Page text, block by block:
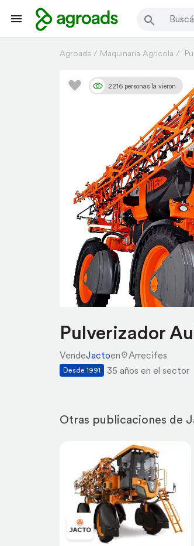
Agroads Maquinaria Agricola
2216 personas la vieron
Pulverizador
VendeJactoen Arrecifes
Desde 1991 35 años en el sector
Otras publicaciones de